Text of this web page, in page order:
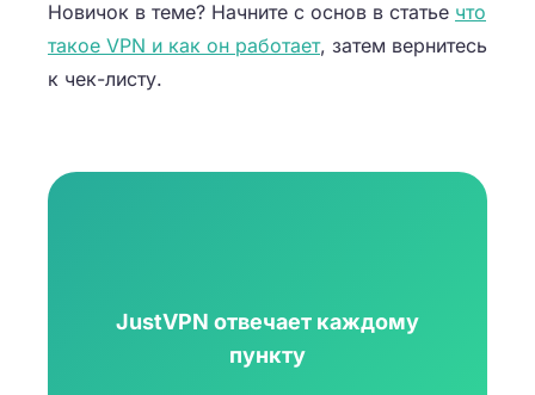
Новичок в теме? Начните с основ в статье что
такое VPN и как он работает, затем вернитесь
к чек-листу.
JustVPN отвечает каждому
пункту